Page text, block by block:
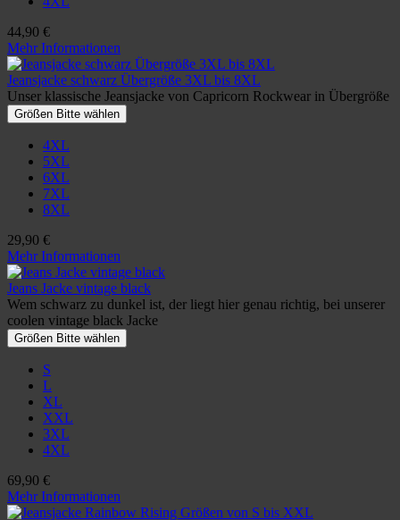
44,90 €
Mehr Informationen
Jeansjacke schwarz Übergröße 3XL bis 8XL
Unser klassische Jeansjacke von Capricorn Rockwear in Übergröße
Größen Bitte wählen
4XL
5XL
6XL
7XL
8XL
29,90 €
Mehr Informationen
Jeans Jacke vintage black
Wem schwarz zu dunkel ist, der liegt hier genau richtig, bei unserer
coolen vintage black Jacke
Größen Bitte wählen
S
L
XL
XXL
3XL
4XL
69,90 €
Mehr Informationen